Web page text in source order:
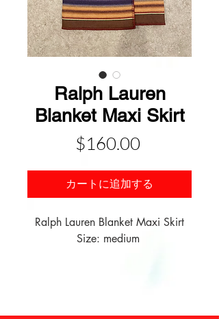
Ralph Lauren
Blanket Maxi Skirt
$160.00価
カートに追加する
Ralph Lauren Blanket Maxi Skirt
Size: medium